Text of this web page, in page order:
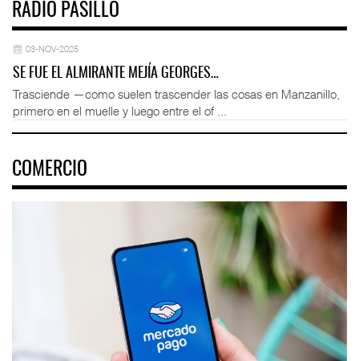
RADIO PASILLO
03-NOV-2025
SE FUE EL ALMIRANTE MEJÍA GEORGES…
Trasciende —como suelen trascender las cosas en Manzanillo,
primero en el muelle y luego entre el of ...
COMERCIO